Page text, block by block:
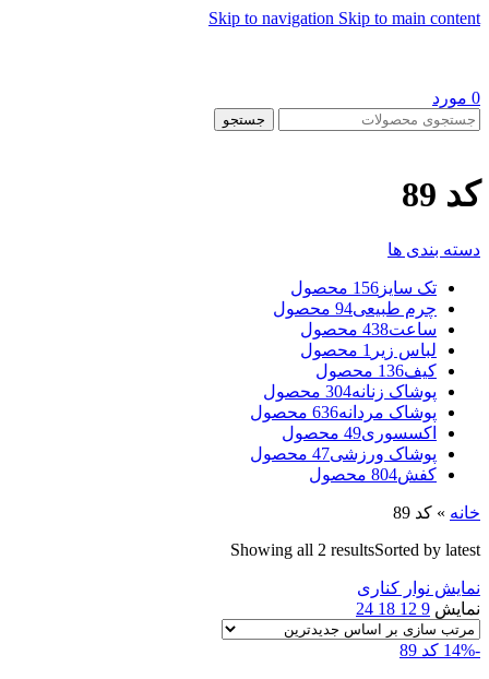
Skip to navigation Skip to main content
0 مورد
جستجو
کد 89
دسته بندی ها
تک سایز 156 محصول
چرم طبیعی94 محصول
ساعت438 محصول
لباس زیر 1 محصول
کیف136 محصول
پوشاک زنانه304 محصول
پوشاک مردانه636 محصول
اکسسوری49 محصول
پوشاک ورزشی47 محصول
کفش804 محصول
خانه » کد 89
Showing all 2 resultsSorted by latest
نمایش نوار کناری
نمایش 9
12
18
24
-14% کد 89